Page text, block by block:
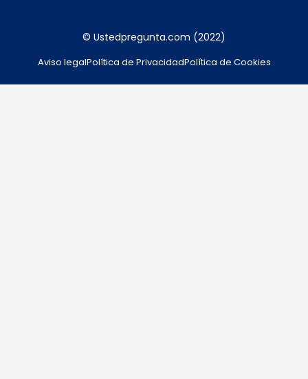
© Ustedpregunta.com (2022)
Aviso legalPolítica de PrivacidadPolítica de Cookies